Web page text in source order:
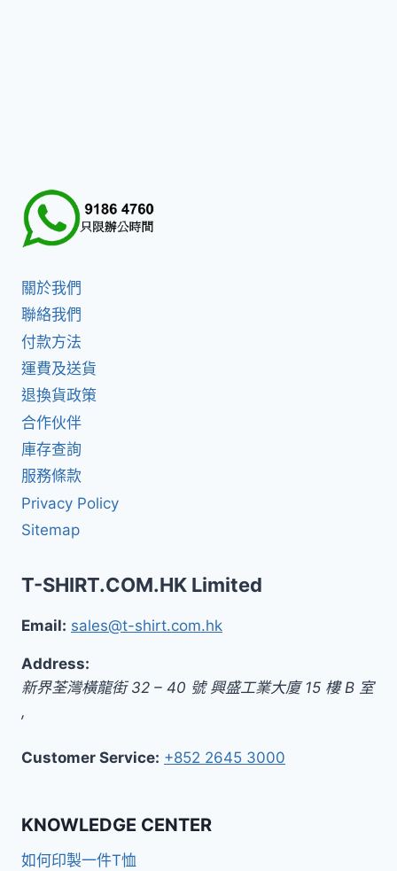
關於我們
聯絡我們
付款方法
運費及送貨
退換貨政策
合作伙伴
庫存查詢
服務條款
Privacy Policy
Sitemap
T-SHIRT.COM.HK Limited
Email: sales@t-shirt.com.hk
Address:
新界荃灣橫龍街 32 – 40 號 興盛工業大廈 15 樓 B 室
,
Customer Service: +852 2645 3000
KNOWLEDGE CENTER
如何印製一件T恤